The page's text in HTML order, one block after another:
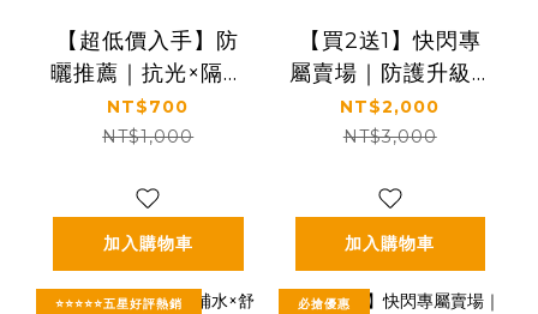
【超低價入手】防
曬推薦｜抗光×隔離
×保濕｜【KS】抗光
清爽高防曬凝露
單瓶入60ml
NT$700
NT$1,000
加入購物車
【買2送1】快閃專
屬賣場｜防護升級🛡️
抗光×隔離×保濕｜
【KS】抗光清爽高
★★★★三入特惠
組(60ml*3瓶)
NT$2,000
NT$3,000
加入購物車
⭐⭐⭐⭐⭐五星好評熱銷 必搶優惠